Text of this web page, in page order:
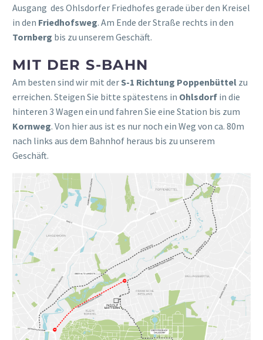
Ausgang des Ohlsdorfer Friedhofes gerade über den Kreisel
in den Friedhofsweg. Am Ende der Straße rechts in den
Tornberg bis zu unserem Geschäft.
MIT DER S-BAHN
Am besten sind wir mit derS-1 Richtung Poppenbüttel zu
erreichen. Steigen Sie bitte spätestens in Ohlsdorf in die
hinteren 3 Wagen ein und fahren Sie eine Station bis zum
Kornweg. Von hier aus ist es nur noch ein Weg von ca. 80m
nach links aus dem Bahnhof heraus bis zu unserem
Geschäft.